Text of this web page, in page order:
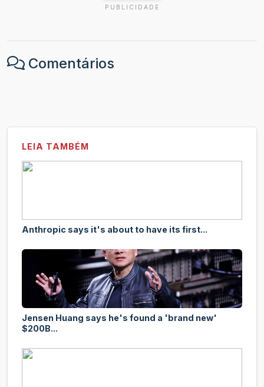
PUBLICIDADE
Comentários
LEIA TAMBÉM
Anthropic says it's about to have its first...
Jensen Huang says he's found a 'brand new'
$200B...